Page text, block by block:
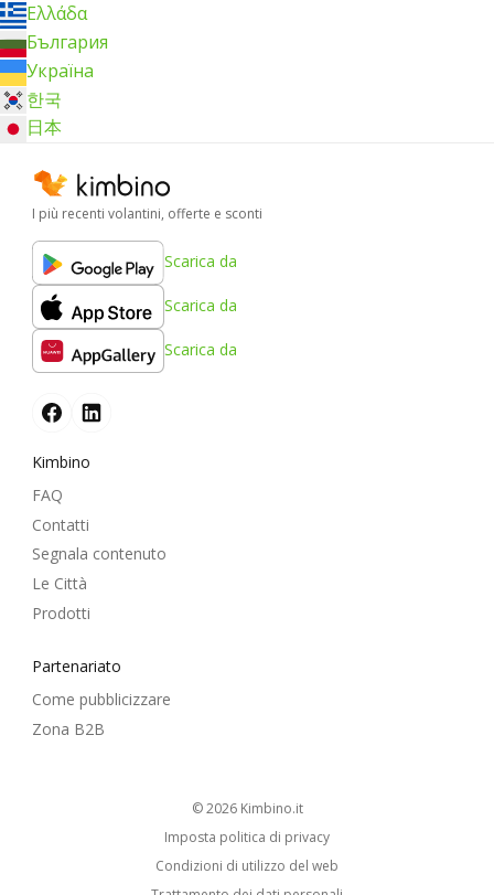
Ελλάδα
България
Україна
한국
日本
I più recenti volantini, offerte e sconti
Scarica da
Scarica da
Scarica da
Kimbino
FAQ
Contatti
Segnala contenuto
Le Città
Prodotti
Partenariato
Come pubblicizzare
Zona B2B
© 2026 kimbino.it
Imposta politica di privacy
Condizioni di utilizzo del web